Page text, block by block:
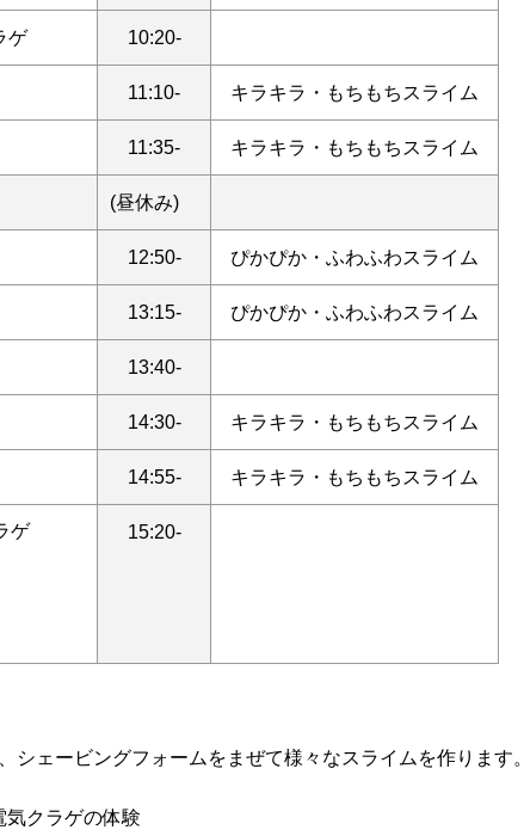
ゲ 10:20-
11:10- キラキラ・もちもちスライム
11:35- キラキラ・もちもちスライム
(昼休み)
12:50- ぴかぴか・ふわふわスライム
13:15- ぴかぴか・ふわふわスライム
13:40-
14:30- キラキラ・もちもちスライム
14:55- キラキラ・もちもちスライム
ゲ 15:20-
ェービングフォームをまぜて様々なスライムを作ります。
クラゲの体験